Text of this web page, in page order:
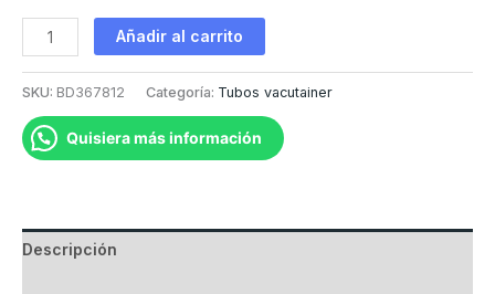
Tubo
rojo
de
coagulación
cantidad
Añadir al carrito
SKU: BD367812 Categoría: Tubos vacutainer
Quisiera más información
Descripción